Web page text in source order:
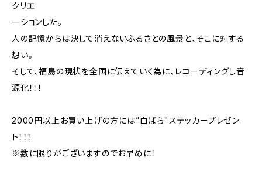
クリエ
ーションした。
人の記憶からは決して消えないふるさとの風景と、そこに対する
想い。
そして、福島の現状を全国に伝えていく為に、レコーディングし音
源化！！！
2000円以上お買い上げの方には”白ばら"ステッカープレゼン
ト！！！
※数に限りがございますのでお早めに！